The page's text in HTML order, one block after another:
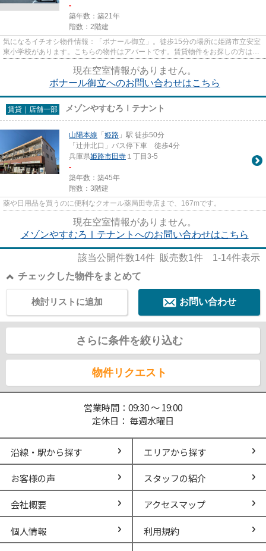
-
築年数：築21年
階数：2階建
気になるイチオシ物件情報：「ボナール御立」。徒歩15分の場所に姫路市立安室
東小学校があります。こちらの物件はアパートです。賃貸物件をお探しの方は、
ぜひ当社にお任せ下さい。多...
現在空室情報がありません。
ボナール御立へのお問い合わせはこちら
賃貸｜店舗一部 メゾンやすむろⅠテナント
山陽本線 「姫路 」駅 徒歩50分
「辻井北口」バス停下車 徒歩4分
兵庫県姫路市田寺 １丁目3-5
-
築年数：築45年
階数：3階建
薬や日用品を買うのに便利なクオール薬局田寺店まで、167mです。
現在空室情報がありません。
メゾンやすむろⅠテナントへのお問い合わせはこちら
該当公開件数14件 販売数1件 1-14件表示
チェックした物件をまとめて
お問い合わせ
検討リストに追加
さらに条件を絞り込む
物件リクエスト
営業時間：09:30 ～ 19:00
定休日： 毎週水曜日
沿線・駅から探す エリアから探す
お客様の声 スタッフの紹介
会社概要 アクセスマップ
個人情報 利用規約